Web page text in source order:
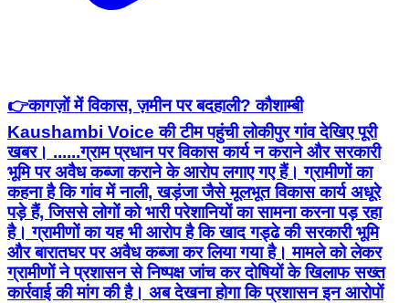
👉कागज़ों में विकास, ज़मीन पर बदहाली? कौशाम्बी
Kaushambi Voice की टीम पहुंची लोकीपुर गांव देखिए पूरी
खबर। ......ग्राम प्रधान पर विकास कार्य न कराने और सरकारी
भूमि पर अवैध कब्जा कराने के आरोप लगाए गए हैं। ग्रामीणों का
कहना है कि गांव में नाली, खड़ंजा जैसे मूलभूत विकास कार्य अधूरे
पड़े हैं, जिससे लोगों को भारी परेशानियों का सामना करना पड़ रहा
है। ग्रामीणों का यह भी आरोप है कि खाद गड्ढे की सरकारी भूमि
और बारातघर पर अवैध कब्जा कर लिया गया है। मामले को लेकर
ग्रामीणों ने प्रशासन से निष्पक्ष जांच कर दोषियों के खिलाफ सख्त
कार्रवाई की मांग की है। अब देखना होगा कि प्रशासन इन आरोपों